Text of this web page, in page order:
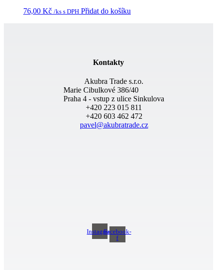
76,00 Kč /ks s DPH Přidat do košíku
Kontakty
Akubra Trade s.r.o.
Marie Cibulkové 386/40
Praha 4 - vstup z ulice Sinkulova
+420 223 015 811
+420 603 462 472
pavel@akubratrade.cz
InstagramFacebook-
f